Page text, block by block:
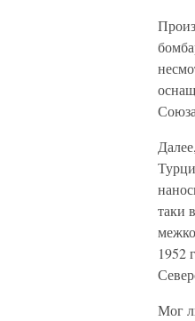
таки
1952
Мог